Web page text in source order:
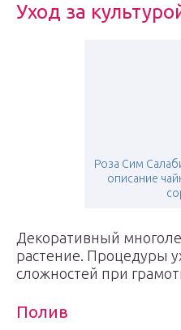
Уход за
Роза Сим
описание
Декоративный
растение. Процедуры
сложностей при
Полив